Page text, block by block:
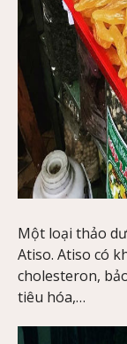
Một loại thảo
Atiso. Atiso có
cholesteron,
tiêu hóa,…